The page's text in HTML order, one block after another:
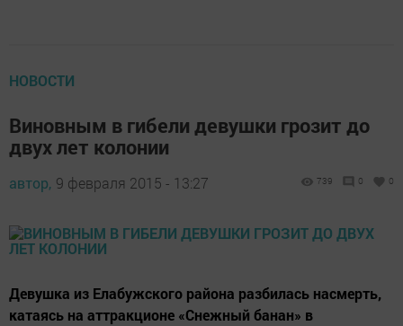
НОВОСТИ
Виновным в гибели девушки грозит до
двух лет колонии
автор, 9 февраля 2015 - 13:27 739 0 0
Девушка из Елабужского района разбилась насмерть,
катаясь на аттракционе «Снежный банан» в